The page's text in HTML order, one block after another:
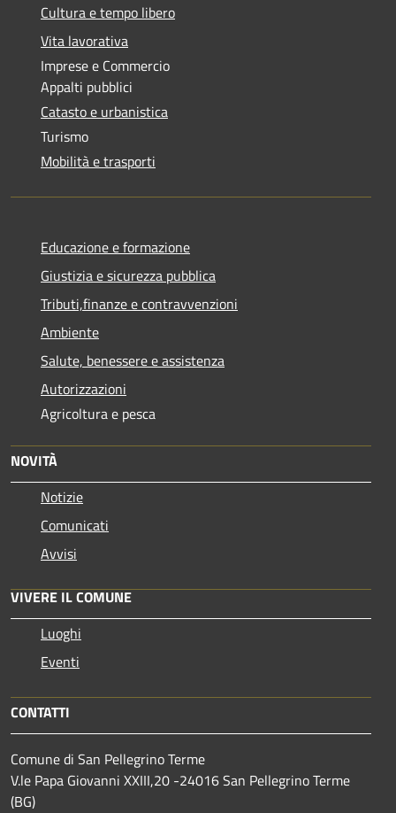
Cultura e tempo libero
Vita lavorativa
Imprese e Commercio
Appalti pubblici
Catasto e urbanistica
Turismo
Mobilità e trasporti
Educazione e formazione
Giustizia e sicurezza pubblica
Tributi,finanze e contravvenzioni
Ambiente
Salute, benessere e assistenza
Autorizzazioni
Agricoltura e pesca
NOVITÀ
Notizie
Comunicati
Avvisi
VIVERE IL COMUNE
Luoghi
Eventi
CONTATTI
Comune di San Pellegrino Terme
V.le Papa Giovanni XXIII,20 -24016 San Pellegrino Terme
(BG)